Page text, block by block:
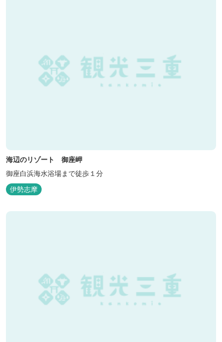
海辺のリゾート 御座岬
御座白浜海水浴場まで徒歩１分
伊勢志摩